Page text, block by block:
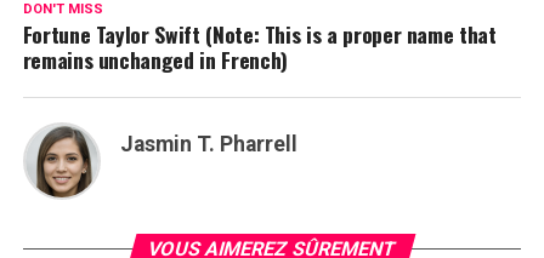
DON'T MISS
Fortune Taylor Swift (Note: This is a proper name that
remains unchanged in French)
Jasmin T. Pharrell
VOUS AIMEREZ SÛREMENT